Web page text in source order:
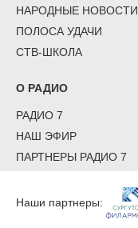
НАРОДНЫЕ НОВОСТИ
ПОЛОСА УДАЧИ
СТВ-ШКОЛА
О РАДИО
РАДИО 7
НАШ ЭФИР
ПАРТНЕРЫ РАДИО 7
Наши партнеры: